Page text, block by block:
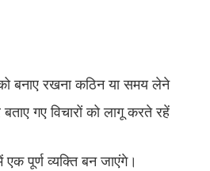
बनाए रखना कठिन या समय लेने
गए विचारों को लागू करते रहें
पूर्ण व्यक्ति बन जाएंगे।